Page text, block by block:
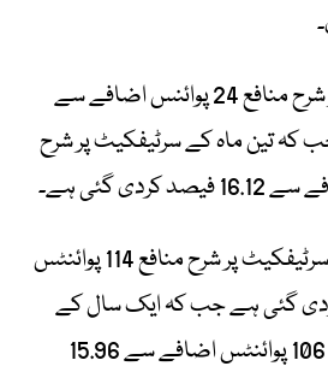
ریگولرانکم سرٹیفکیٹ پر شرح منافع 24 پوائنس اضافے سے
جب کہ تین ماہ کے سرٹیفکیٹ پر شرح
اس کے علاوہ 6 ماہ کے سرٹیفکیٹ پر شرح منافع 114 پوائنٹس
فیصد کردی گئی ہے جب کہ ایک سال کے
سرٹیفکیٹ پر شرح منافع 106 پوائنٹس اضافے سے 15.96